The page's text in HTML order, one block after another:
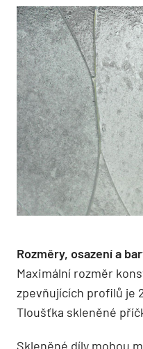
Rozměry, osazení a
Maximální rozměr
zpevňujících profilů je
Tloušťka skleněné
Skleněné díly mohou